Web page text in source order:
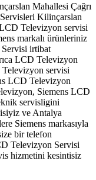
Mahallesi Çağrı
Kilinçarslan
Televizyon servisi
markalı ürünleriniz
irtibat
LCD Televizyon
servisi
LCD Televizyon
Siemens LCD
servisligini
ve Antalya
Siemens markasıyla
bir telefon
Televizyon Servisi
hizmetini kesintisiz